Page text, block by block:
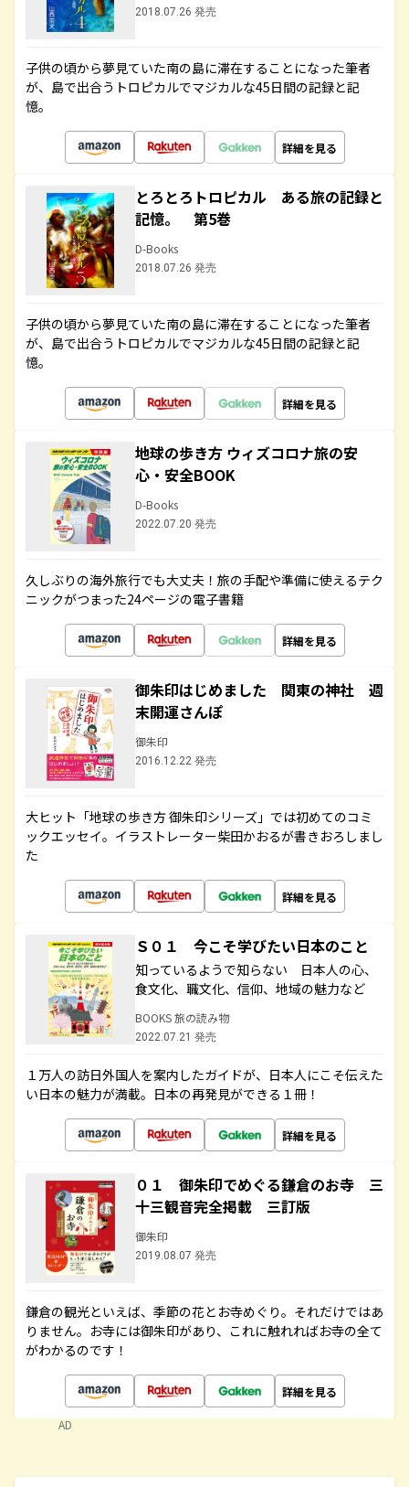
2018.07.26 発売
子供の頃から夢見ていた南の島に滞在することになった筆者
が、島で出合うトロピカルでマジカルな45日間の記録と記
憶。
詳細を見る
とろとろトロピカル ある旅の記録と
記憶。 第5巻
D-Books
2018.07.26 発売
子供の頃から夢見ていた南の島に滞在することになった筆者
が、島で出合うトロピカルでマジカルな45日間の記録と記
憶。
詳細を見る
地球の歩き方 ウィズコロナ旅の安
心・安全BOOK
D-Books
2022.07.20 発売
久しぶりの海外旅行でも大丈夫！旅の手配や準備に使えるテク
ニックがつまった24ページの電子書籍
詳細を見る
御朱印はじめました 関東の神社 週
末開運さんぽ
御朱印
2016.12.22 発売
大ヒット「地球の歩き方 御朱印シリーズ」では初めてのコミ
ックエッセイ。イラストレーター柴田かおるが書きおろしまし
た
詳細を見る
Ｓ０１ 今こそ学びたい日本のこと
知っているようで知らない 日本人の心、
食文化、職文化、信仰、地域の魅力など
BOOKS 旅の読み物
2022.07.21 発売
１万人の訪日外国人を案内したガイドが、日本人にこそ伝えた
い日本の魅力が満載。日本の再発見ができる１冊！
詳細を見る
０１ 御朱印でめぐる鎌倉のお寺 三
十三観音完全掲載 三訂版
御朱印
2019.08.07 発売
鎌倉の観光といえば、季節の花とお寺めぐり。それだけではあ
りません。お寺には御朱印があり、これに触れればお寺の全て
がわかるのです！
詳細を見る
AD